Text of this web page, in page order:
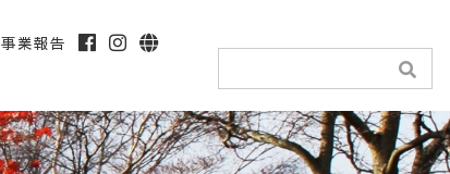
事業報告